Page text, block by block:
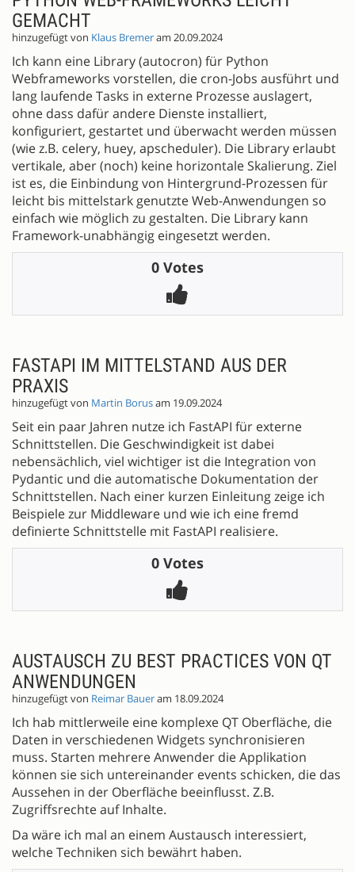
GEMACHT
hinzugefügt von Klaus Bremeram 20.09.2024
Ich kann eine Library (autocron) für Python
Webframeworks vorstellen, die cron-Jobs ausführt und
lang laufende Tasks in externe Prozesse auslagert,
ohne dass dafür andere Dienste installiert,
konfiguriert, gestartet und überwacht werden müssen
(wie z.B. celery, huey, apscheduler). Die Library erlaubt
vertikale, aber (noch) keine horizontale Skalierung. Ziel
ist es, die Einbindung von Hintergrund-Prozessen für
leicht bis mittelstark genutzte Web-Anwendungen so
einfach wie möglich zu gestalten. Die Library kann
Framework-unabhängig eingesetzt werden.
0 Votes
FASTAPI IM MITTELSTAND AUS DER
PRAXIS
hinzugefügt von Martin Borusam 19.09.2024
Seit ein paar Jahren nutze ich FastAPI für externe
Schnittstellen. Die Geschwindigkeit ist dabei
nebensächlich, viel wichtiger ist die Integration von
Pydantic und die automatische Dokumentation der
Schnittstellen. Nach einer kurzen Einleitung zeige ich
Beispiele zur Middleware und wie ich eine fremd
definierte Schnittstelle mit FastAPI realisiere.
0 Votes
AUSTAUSCH ZU BEST PRACTICES VON QT
ANWENDUNGEN
hinzugefügt von Reimar Baueram 18.09.2024
Ich hab mittlerweile eine komplexe QT Oberfläche, die
Daten in verschiedenen Widgets synchronisieren
muss. Starten mehrere Anwender die Applikation
können sie sich untereinander events schicken, die das
Aussehen in der Oberfläche beeinflusst. Z.B.
Zugriffsrechte auf Inhalte.
Da wäre ich mal an einem Austausch interessiert,
welche Techniken sich bewährt haben.